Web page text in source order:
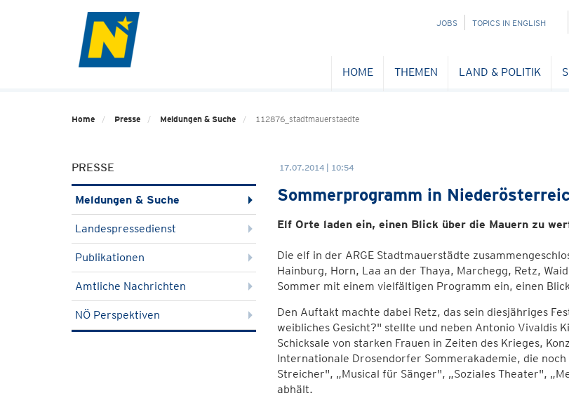
NAVIGATION
JOBS TOPICS IN ENGLISH
HOME THEMEN LAND & POLITIK
Home Presse Meldungen & Suche 112876_stadtmauerstaedte
PRESSE
Meldungen & Suche
Landespressedienst
Publikationen
Amtliche Nachrichten
NÖ Perspektiven
17.07.2014 | 10:54
Sommerprogramm in
Elf Orte laden ein, einen Blick über die Mauern zu
Die elf in der ARGE Stadtmauerstädte
Hainburg, Horn, Laa an der Thaya, Marchegg, Retz,
Sommer mit einem vielfältigen Programm ein, einen
Den Auftakt machte dabei Retz, das sein diesjähriges
weibliches Gesicht?" stellte und neben Antonio
Schicksale von starken Frauen in Zeiten des Krieges,
Internationale Drosendorfer Sommerakademie, die
Streicher", „Musical für Sänger", „Soziales Theater",
abhält.